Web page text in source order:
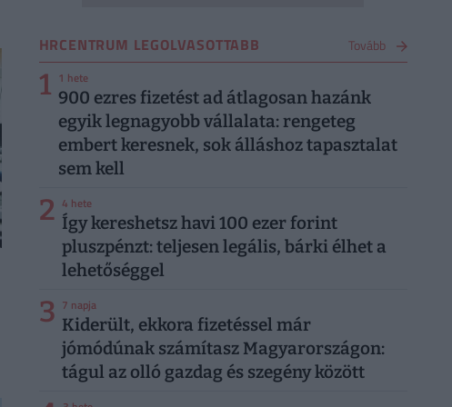
HRCENTRUM LEGOLVASOTTABB Tovább
1 1 hete
900 ezres fizetést ad átlagosan hazánk
egyik legnagyobb vállalata: rengeteg
embert keresnek, sok álláshoz tapasztalat
sem kell
2 4 hete
Így kereshetsz havi 100 ezer forint
pluszpénzt: teljesen legális, bárki élhet a
lehetőséggel
3 7 napja
Kiderült, ekkora fizetéssel már
jómódúnak számítasz Magyarországon:
tágul az olló gazdag és szegény között